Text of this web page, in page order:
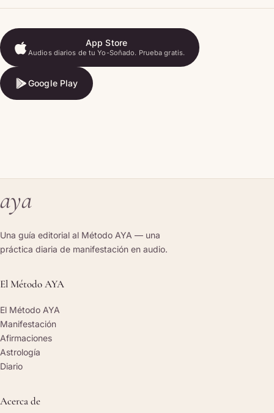
App Store
Audios diarios de tu Yo-Soñado. Prueba gratis.
App Store
Google Play
Google Play
aya
Una guía editorial al Método AYA — una
práctica diaria de manifestación en audio.
El Método AYA
El Método AYA
Manifestación
Afirmaciones
Astrología
Diario
Acerca de